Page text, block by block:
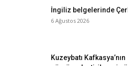
İngiliz belgelerinde
6 Ağustos 2026
Kuzeybatı Kafkasya’nın